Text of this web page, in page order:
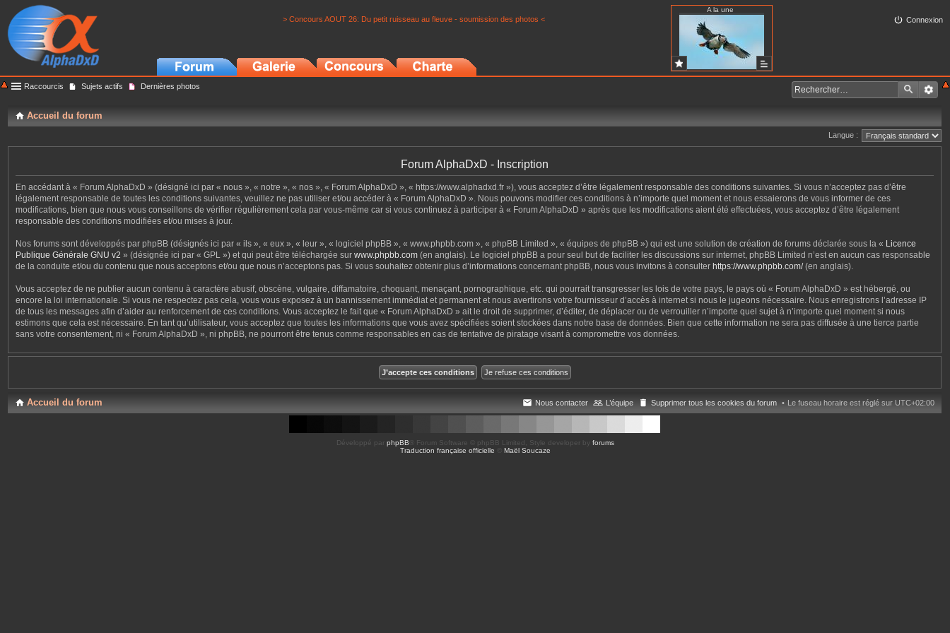
> Concours AOUT 26: Du petit ruisseau au fleuve - soumission des photos <
A la une
Connexion
Raccourcis Sujets actifs Dernières photos
Accueil du forum
Langue :
Forum AlphaDxD - Inscription
En accédant à « Forum AlphaDxD » (désigné ici par « nous », « notre », « nos », « Forum AlphaDxD », « https://www.alphadxd.fr »), vous acceptez d’être légalement responsable des conditions suivantes. Si vous n’acceptez pas d’être
légalement responsable de toutes les conditions suivantes, veuillez ne pas utiliser et/ou accéder à « Forum AlphaDxD ». Nous pouvons modifier ces conditions à n’importe quel moment et nous essaierons de vous informer de ces
modifications, bien que nous vous conseillons de vérifier régulièrement cela par vous-même car si vous continuez à participer à « Forum AlphaDxD » après que les modifications aient été effectuées, vous acceptez d’être légalement
responsable des conditions modifiées et/ou mises à jour.
Nos forums sont développés par phpBB (désignés ici par « ils », « eux », « leur », « logiciel phpBB », « www.phpbb.com », « phpBB Limited », « équipes de phpBB ») qui est une solution de création de forums déclarée sous la « Licence
Publique Générale GNU v2 » (désignée ici par « GPL ») et qui peut être téléchargée sur www.phpbb.com (en anglais). Le logiciel phpBB a pour seul but de faciliter les discussions sur internet, phpBB Limited n’est en aucun cas responsable
de la conduite et/ou du contenu que nous acceptons et/ou que nous n’acceptons pas. Si vous souhaitez obtenir plus d’informations concernant phpBB, nous vous invitons à consulter https://www.phpbb.com/(en anglais).
Vous acceptez de ne publier aucun contenu à caractère abusif, obscène, vulgaire, diffamatoire, choquant, menaçant, pornographique, etc. qui pourrait transgresser les lois de votre pays, le pays où « Forum AlphaDxD » est hébergé, ou
encore la loi internationale. Si vous ne respectez pas cela, vous vous exposez à un bannissement immédiat et permanent et nous avertirons votre fournisseur d’accès à internet si nous le jugeons nécessaire. Nous enregistrons l’adresse IP
de tous les messages afin d’aider au renforcement de ces conditions. Vous acceptez le fait que « Forum AlphaDxD » ait le droit de supprimer, d’éditer, de déplacer ou de verrouiller n’importe quel sujet à n’importe quel moment si nous
estimons que cela est nécessaire. En tant qu’utilisateur, vous acceptez que toutes les informations que vous avez spécifiées soient stockées dans notre base de données. Bien que cette information ne sera pas diffusée à une tierce partie
sans votre consentement, ni « Forum AlphaDxD », ni phpBB, ne pourront être tenus comme responsables en cas de tentative de piratage visant à compromettre vos données.
Accueil du forum Le fuseau horaire est réglé sur UTC+02:00
Supprimer tous les cookies du forum
L’équipe
Nous contacter
Développé par phpBB ® Forum Software © phpBB Limited , Style developer by forums
Traduction française officielle
Maël Soucaze